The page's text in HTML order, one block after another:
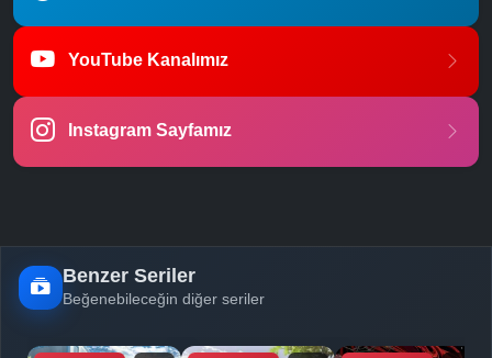
YouTube Kanalımız
Instagram Sayfamız
Benzer Seriler
Beğenebileceğin diğer seriler